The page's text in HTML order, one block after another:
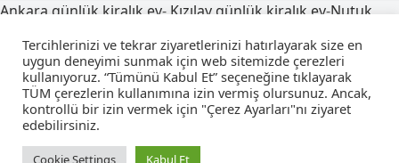
Tercihlerinizi ve tekrar ziyaretlerinizi hatırlayarak size en
uygun deneyimi sunmak için web sitemizde çerezleri
kullanıyoruz. “Tümünü Kabul Et” seçeneğine tıklayarak
TÜM çerezlerin kullanımına izin vermiş olursunuz. Ancak,
kontrollü bir izin vermek için "Çerez Ayarları"nı ziyaret
edebilirsiniz.
Cookie Settings Kabul Et
Ankara günlük kiralık ev- Kızılay günlük kiralık ev-Nutuk
yegensozleri.net-Latince yazı dövmeleri ve anlamları-
sevgiliyi farsça telefona kaydetme isimleri-falcıya sorulacak
sorular-amca yeğen sözleri- kuzeni telefona kaydetme
isimleri-osmanlıca sevgiliyi telefona kaydetme isimleri
KonyaKonya Nöbetçi Eczaneler